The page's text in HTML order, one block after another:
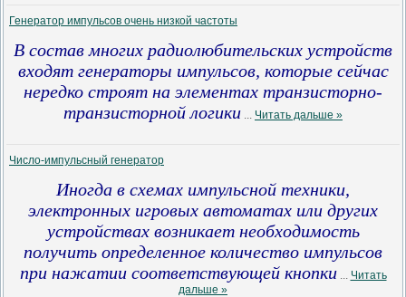
Генератор импульсов очень низкой частоты
В состав многих радиолюбительских устройств
входят генераторы импульсов, которые сейчас
нередко строят на элементах транзисторно-
транзисторной логики ... Читать дальше »
Число-импульсный генератор
Иногда в схемах импульсной техники,
электронных игровых автоматах или других
устройствах возникает необходимость
получить определенное количество импульсов
при нажатии соответствующей кнопки ... Читать
дальше »